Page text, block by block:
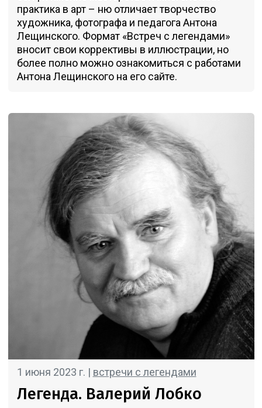
практика в арт – ню отличает творчество
художника, фотографа и педагога Антона
Лещинского. Формат «Встреч с легендами»
вносит свои коррективы в иллюстрации, но
более полно можно ознакомиться с работами
Антона Лещинского на его сайте.
1 июня 2023 г. | встречи с легендами
Легенда. Валерий Лобко